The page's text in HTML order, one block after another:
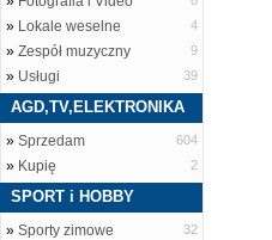
» Lokale weselne 4
» Zespół muzyczny 9
» Usługi 39
AGD,TV,ELEKTRONIKA
» Sprzedam 604
» Kupię 2
SPORT i HOBBY
» Sporty zimowe 32